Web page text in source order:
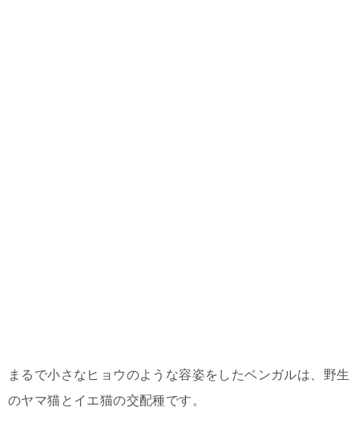
まるで小さなヒョウのような容姿をしたベンガルは、野生
のヤマ猫とイエ猫の交配種です。